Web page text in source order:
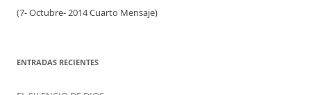
(7- Octubre- 2014 Cuarto Mensaje)
ENTRADAS RECIENTES